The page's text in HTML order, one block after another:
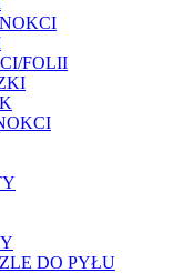
FOLII
DO PYŁU